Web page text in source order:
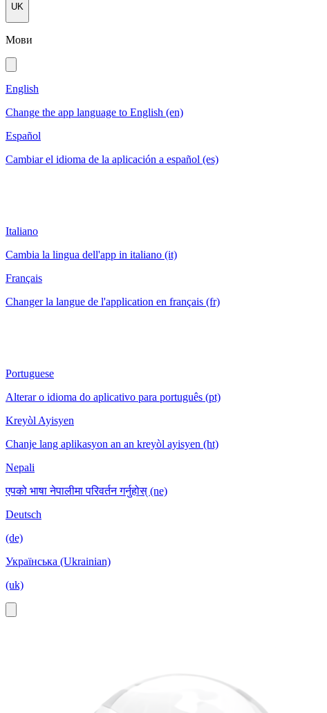
UK
Мови
English
Change the app language to English (en)
Español
Cambiar el idioma de la aplicación a español (es)
Italiano
Cambia la lingua dell'app in italiano (it)
Français
Changer la langue de l'application en français (fr)
Portuguese
Alterar o idioma do aplicativo para português (pt)
Kreyòl Ayisyen
Chanje lang aplikasyon an an kreyòl ayisyen (ht)
Nepali
एपको भाषा नेपालीमा परिवर्तन गर्नुहोस् (ne)
Deutsch
(de)
Українська (Ukrainian)
(uk)